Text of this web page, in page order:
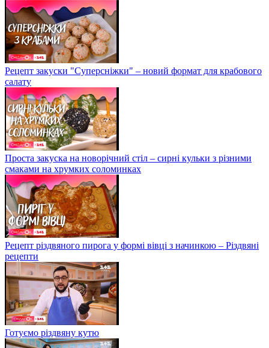
Рецепт закуски "Суперсніжки" – новий формат для крабового
салату
Проста закуска на новорічний стіл – сирні кульки з різними
смаками на хрумких соломинках
Рецепт різдвяного пирога у формі вівці з начинкою – Різдвяні
рецепти
Готуємо різдвяну кутю